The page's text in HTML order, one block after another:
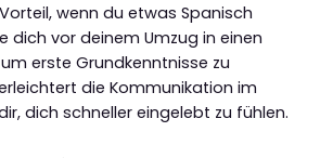
wenn du etwas Spanisch
dich vor deinem Umzug in einen
erste Grundkenntnisse zu
die Kommunikation im
dich schneller eingelebt zu fühlen.